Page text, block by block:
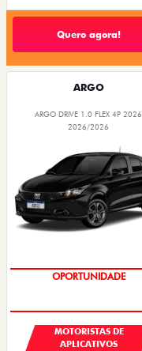
Quero agora!
ARGO
ARGO DRIVE 1.0 FLEX 4P 2026
2026/2026
OPORTUNIDADE
MOTORISTAS DE
APLICATIVOS